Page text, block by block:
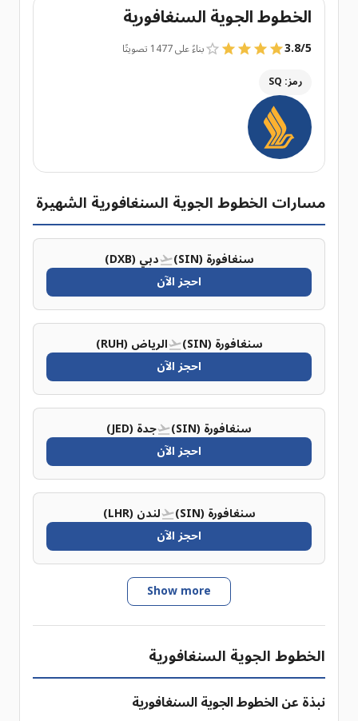
الخطوط الجوية السنغافورية
3.8/5
بناءً على 1477 تصويتًا
رمز: SQ
مسارات الخطوط الجوية السنغافورية الشهيرة
سنغافورة (SIN)
دبي (DXB)
احجز الآن
سنغافورة (SIN)
الرياض (RUH)
احجز الآن
سنغافورة (SIN)
جدة (JED)
احجز الآن
سنغافورة (SIN)
لندن (LHR)
احجز الآن
Show more
الخطوط الجوية السنغافورية
نبذة عن الخطوط الجوية السنغافورية